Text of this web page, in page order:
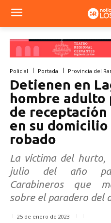
Policial Portada Provincia del
Detienen en
hombre
de
en su
robado
La víctima del
julio del año
Carabineros que
sobre el paradero del
25 de enero de 2023